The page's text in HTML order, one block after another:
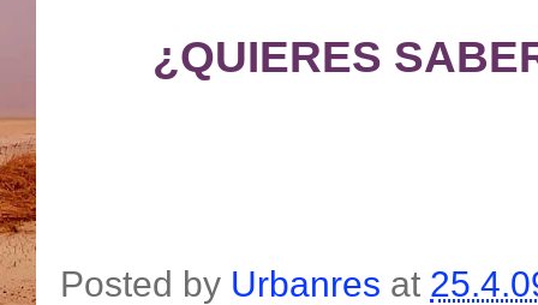
¿QUIERES
Posted by Urbanres at